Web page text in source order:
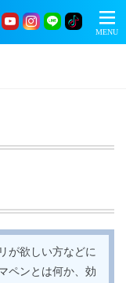
が欲しい方などに
ペンとは何か、効